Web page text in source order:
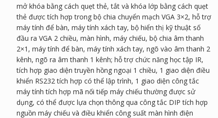
mở khóa bằng cách quẹt thẻ, tắt và khóa lớp bằng cách quẹt
thẻ được tích hợp trong bộ chia chuyển mạch VGA 3×2, hỗ trợ
máy tính để bàn, máy tính xách tay, bộ hiển thị kỹ thuật số
đầu ra VGA 2 chiều, màn hình, máy chiếu, bộ chia âm thanh
2×1, máy tính để bàn, máy tính xách tay, ngõ vào âm thanh 2
kênh, ngõ ra âm thanh 1 kênh; hỗ trợ chức năng học tập IR,
tích hợp giao diện truyền hồng ngoại 1 chiều, 1 giao diện điều
khiển RS232 tích hợp có thể lập trình, 1 giao diện công tắc
máy tính tích hợp mã nối tiếp máy chiếu thường được sử
dụng, có thể được lựa chọn thông qua công tắc DIP tích hợp
nguồn máy chiếu và điều khiển công suất màn hình điện